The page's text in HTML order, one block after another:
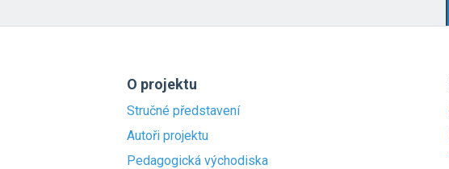
O projektu
Stručné představení
Autoři projektu
Pedagogická východiska